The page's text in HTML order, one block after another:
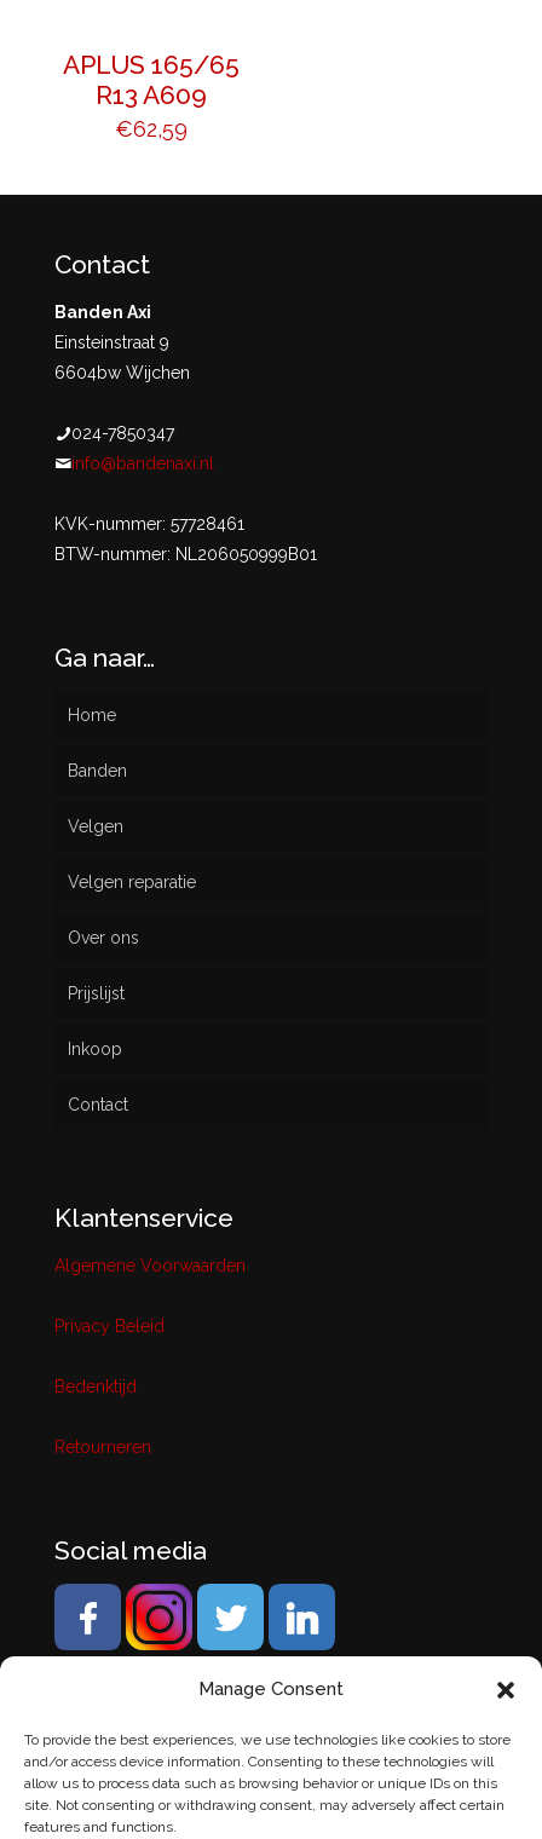
Manage Consent
To provide the best experiences, we use technologies like cookies to store
and/or access device information. Consenting to these technologies will
allow us to process data such as browsing behavior or unique IDs on this
site. Not consenting or withdrawing consent, may adversely affect certain
features and functions.
APLUS 165/65
R13 A609
€62,59
Contact
Banden Axi
Einsteinstraat 9
6604bw Wijchen
024-7850347
info@bandenaxi.nl
KVK-nummer: 57728461
BTW-nummer: NL206050999B01
Ga naar…
Home
Banden
Nieuw
Gebruikt
Velgen
Velgen reparatie
Over ons
Prijslijst
Inkoop
Contact
Klantenservice
Algemene Voorwaarden
Privacy Beleid
Bedenktijd
Retourneren
Social media